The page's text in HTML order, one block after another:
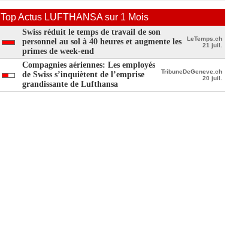
Top Actus LUFTHANSA sur 1 Mois
Swiss réduit le temps de travail de son
personnel au sol à 40 heures et augmente les
primes de week-end
LeTemps.ch
21 juil.
Compagnies aériennes: Les employés
de Swiss s’inquiètent de l’emprise
grandissante de Lufthansa
TribuneDeGeneve.ch
20 juil.